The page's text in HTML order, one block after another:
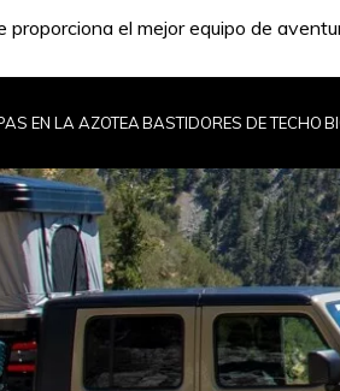
proporciona el mejor equipo de
EN LA AZOTEABASTIDORES DE TECHO